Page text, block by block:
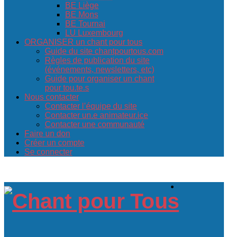
BE Liège
BE Mons
BE Tournai
LU Luxembourg
ORGANISER un chant pour tous
Guide du site chantpourtous.com
Règles de publication du site
(événements, newsletters, etc)
Guide pour organiser un chant
pour tou.te.s
Nous contacter
Contacter l’équipe du site
Contacter un.e animateur.ice
Contacter une communauté
Faire un don
Créer un compte
Se connecter